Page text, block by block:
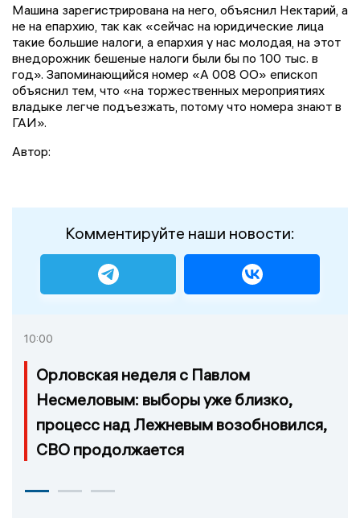
Машина зарегистрирована на него, объяснил Нектарий, а
не на епархию, так как «сейчас на юридические лица
такие большие налоги, а епархия у нас молодая, на этот
внедорожник бешеные налоги были бы по 100 тыс. в
год». Запоминающийся номер «А 008 ОО» епископ
объяснил тем, что «на торжественных мероприятиях
владыке легче подъезжать, потому что номера знают в
ГАИ».
Автор:
Комментируйте наши новости:
10:00
Орловская неделя с Павлом
Несмеловым: выборы уже близко,
процесс над Лежневым возобновился,
СВО продолжается